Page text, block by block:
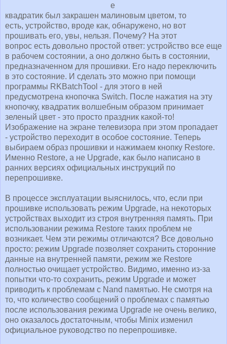
е
квадратик был закрашен малиновым цветом, то
есть, устройство, вроде как, обнаружено, но вот
прошивать его, увы, нельзя. Почему? На этот
вопрос есть довольно простой ответ: устройство все еще
в рабочем состоянии, а оно должно быть в состоянии,
предназначенном для прошивки. Его надо переключить
в это состояние. И сделать это можно при помощи
программы RKBatchTool - для этого в ней
предусмотрена кнопочка Switch. После нажатия на эту
кнопочку, квадратик волшебным образом принимает
зеленый цвет - это просто праздник какой-то!
Изображение на экране телевизора при этом пропадает
- устройство переходит в особое состояние. Теперь
выбираем образ прошивки и нажимаем кнопку Restore.
Именно Restore, а не Upgrade, как было написано в
ранних версиях официальных инструкций по
перепрошивке.
В процессе эксплуатации выяснилось, что, если при
прошивке использовать режим Upgrade, на некоторых
устройствах выходит из строя внутренняя память. При
использовании режима Restore таких проблем не
возникает. Чем эти режимы отличаются? Все довольно
просто: режим Upgrade позволяет сохранить сторонние
данные на внутренней памяти, режим же Restore
полностью очищает устройство. Видимо, именно из-за
попытки что-то сохранить, режим Upgrade и может
приводить к проблемам с Nand памятью. Не смотря на
то, что количество сообщений о проблемах с памятью
после использования режима Upgrade не очень велико,
оно оказалось достаточным, чтобы Minix изменил
официальное руководство по перепрошивке.